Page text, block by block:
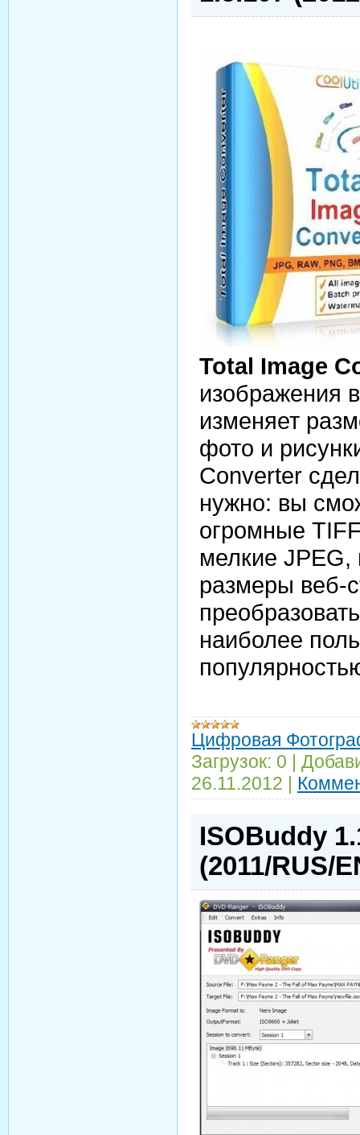
Total Image
изображения
изменяет
фото и
Converter
нужно: вы
огромные
мелкие JPEG,
размеры веб-
наиболее
Цифровая
Загрузок: 0
26.11.2012
ISOBuddy
(2011/RUS/